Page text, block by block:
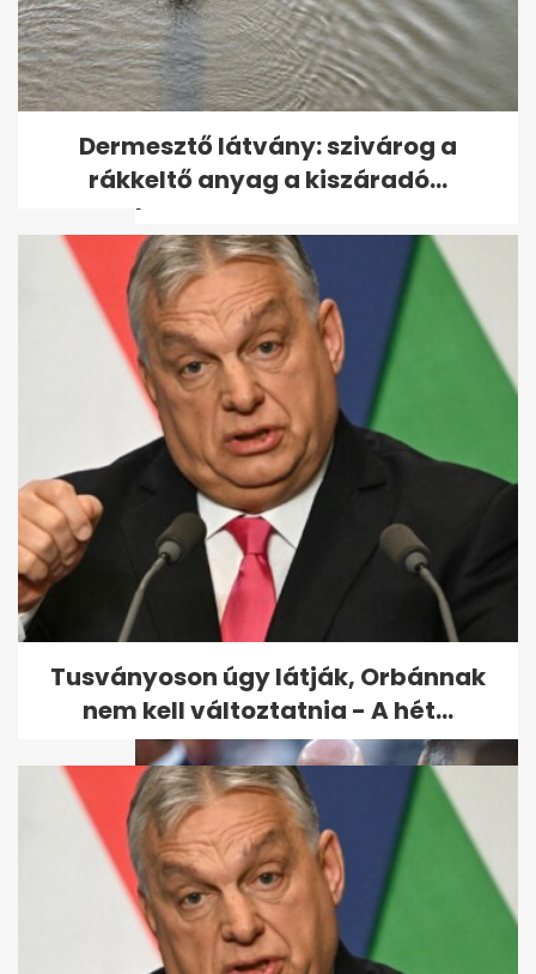
Olcsó import dinnye: akár 135
forintos akciók nyomják le a
piacot
Velencei biennálé: pisis
meztelen néni és
kölcsönbabák,...
Dermesztő látvány: szivárog a
rákkeltő anyag a kiszáradó...
Tusványoson úgy látják, Orbánnak
nem kell változtatnia - A hét...